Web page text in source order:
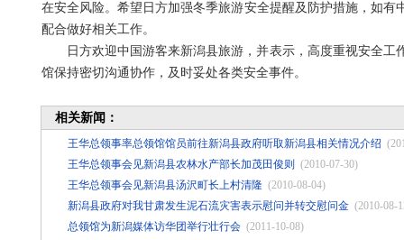
在安全风险。希望日方加强冬季旅游安全提醒及防护措施，如
配合做好相关工作。
日方欢迎中国游客来新潟县旅游，并表示，高度重视安全
馆保持密切沟通协作，及时妥处各类安全事件。
相关新闻：
王华总领事率总领馆馆员前往新潟县政府听取新潟县相关情况介绍
王华总领事会见新潟县农林水产部长加茂田俊则
(2010-07-30)
王华总领事会见新潟县汤沢町长上村清隆 (2010-08-04)
新潟县政府对我甘肃发生泥石流灾害表示慰问并转交慰问金 (2010-08-
总领馆为新潟媒体访华团举行壮行会 (2011-10-08)